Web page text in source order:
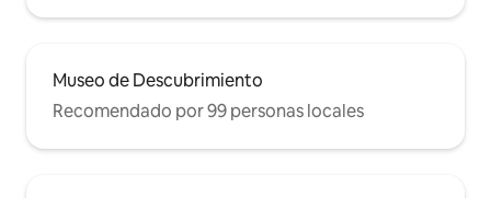
Museo de Descubrimiento
Recomendado por 99 personas locales